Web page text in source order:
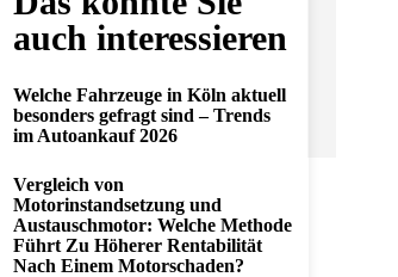
auch interessieren
Welche Fahrzeuge in Köln aktuell
besonders gefragt sind – Trends
im Autoankauf 2026
Vergleich von
Motorinstandsetzung und
Austauschmotor: Welche Methode
Führt Zu Höherer Rentabilität
Nach Einem Motorschaden?